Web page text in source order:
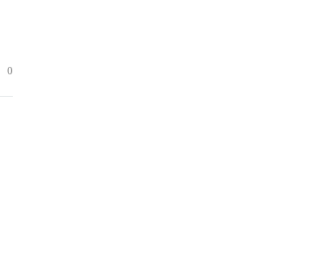
0